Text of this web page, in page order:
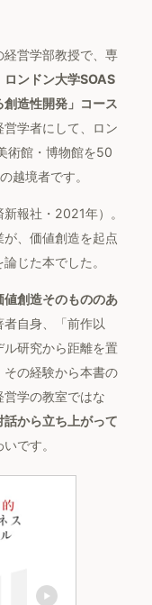
営学部教授で、専
ロンドン大学SOAS
造性開発」コース
学者にして、ロン
術館・博物館を50
越境者です。
報社・2021年）。
、価値創造を起点
じた本でした。
値創造そのもののあ
者自身、「前作以
研究から距離を置
の経験から本書の
学の教室ではな
から立ち上がって
です。